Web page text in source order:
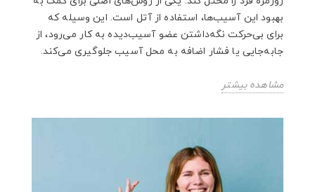
بهبود این آسیب‌ها، استفاده از آتل است. این وسیله‌ که
برای بی‌حرکت نگه‌داشتن عضو آسیب‌دیده به کار می‌رود، از
جابه‌جایی یا فشار اضافه به محل آسیب جلوگیری می‌کند.
مشاهده بیشتر